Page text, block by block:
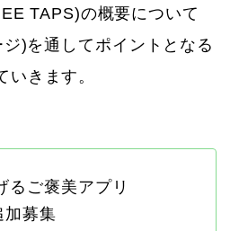
TAPS)の概要について
)を通してポイントとなる
きます。
るご褒美アプリ
加募集